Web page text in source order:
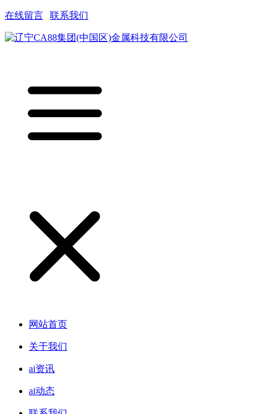
在线留言 联系我们
网站首页
关于我们
ai资讯
ai动态